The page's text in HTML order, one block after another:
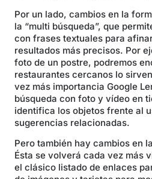
Por un lado, cambios en la
la “multi búsqueda”, que
con frases textuales para
resultados más precisos. Por
foto de un postre, podremos
restaurantes cercanos lo
vez más importancia Google
búsqueda con foto y vídeo en
identifica los objetos frente al
sugerencias relacionadas.
Pero también hay cambios en
Ésta se volverá cada vez más
el clásico listado de enlaces